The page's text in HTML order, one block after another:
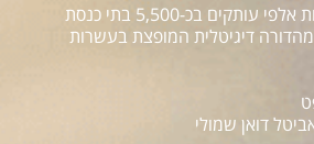
השבועון מופץ בעשרות אלפי עותקים בכ-5,500 בתי כנסת
דיגיטלית המופצת בעשרות
דואן שמולי